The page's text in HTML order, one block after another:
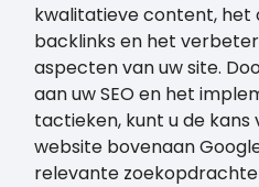
kwalitatieve content, het
backlinks en het
aspecten van uw site.
aan uw SEO en het
tactieken, kunt u de
website bovenaan
relevante